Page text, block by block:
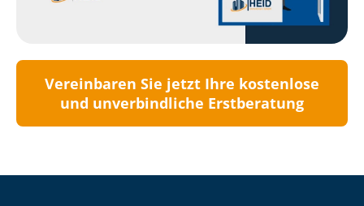
Vereinbaren Sie jetzt Ihre kostenlose
und unverbindliche Erstberatung